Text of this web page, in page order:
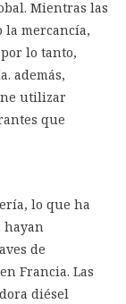
Mientras las
mercancía,
lo tanto,
además,
utilizar
que
lo que ha
hayan
de
Francia. Las
diésel